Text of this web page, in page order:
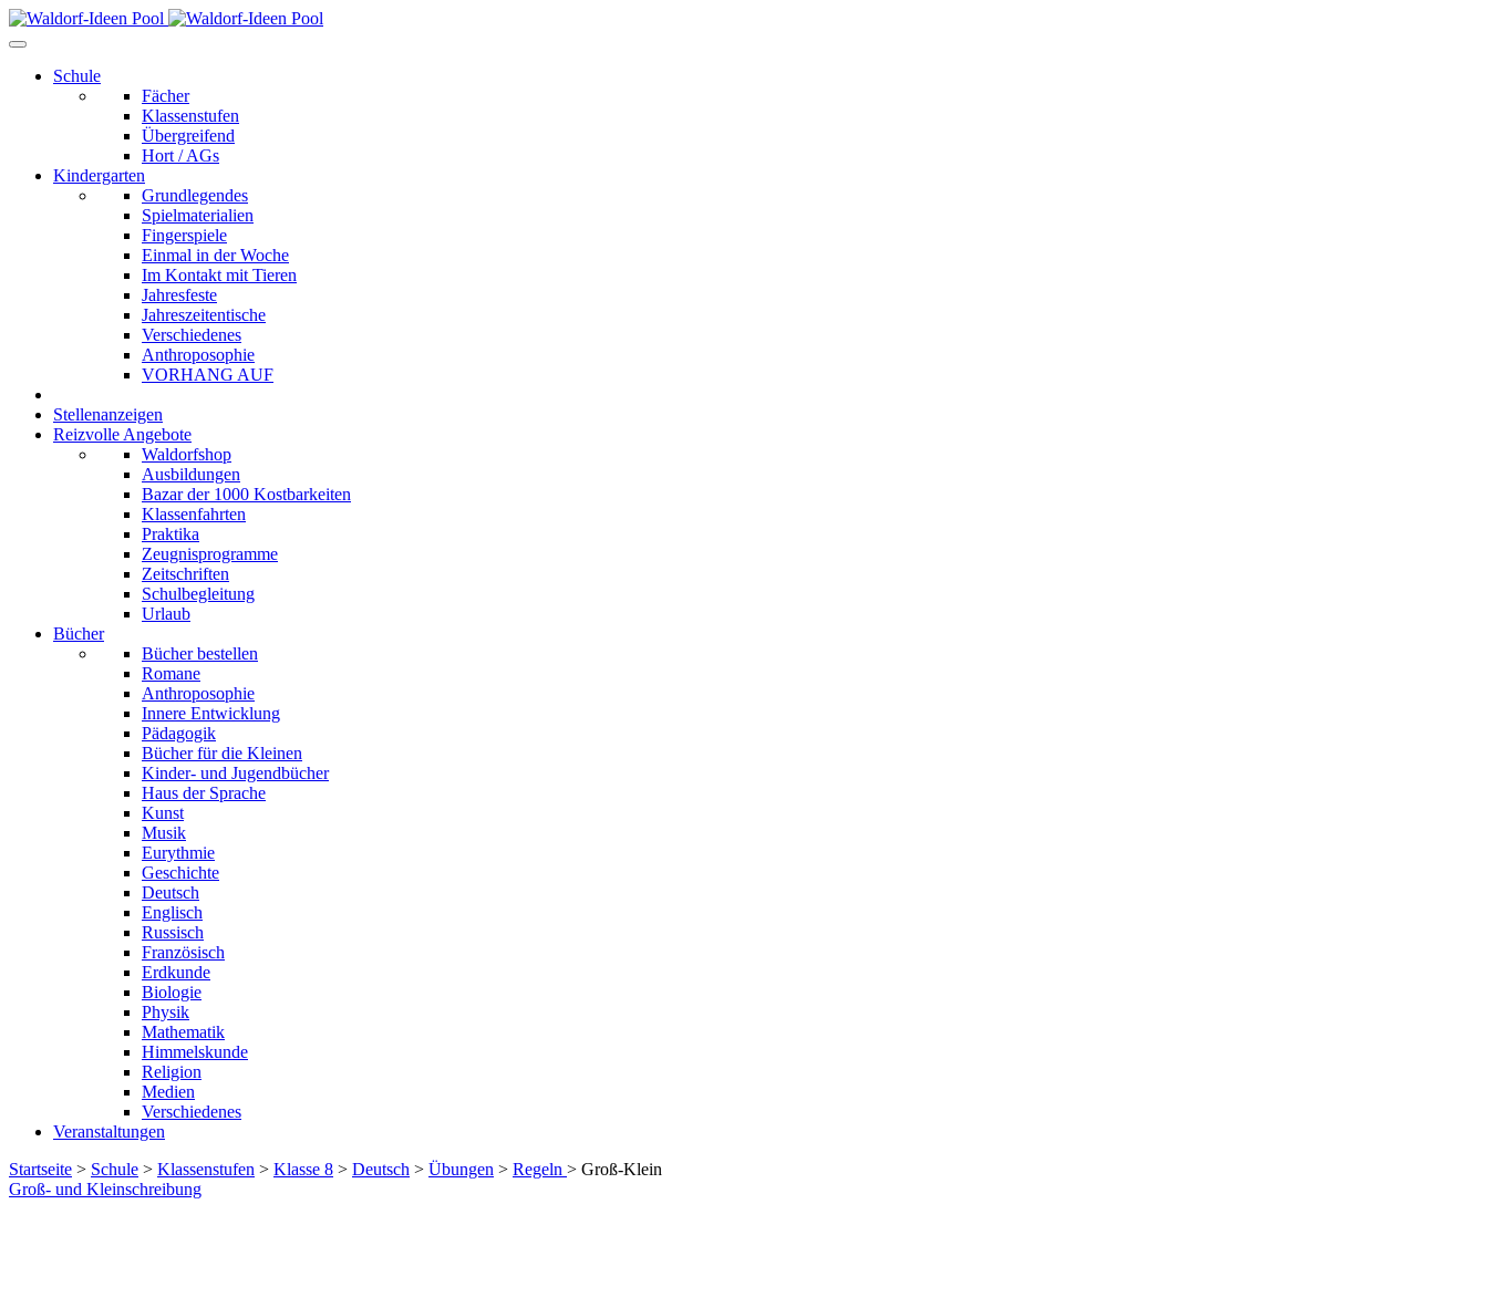
Schule
Fächer
Klassenstufen
Übergreifend
Hort / AGs
Kindergarten
Grundlegendes
Spielmaterialien
Fingerspiele
Einmal in der Woche
Im Kontakt mit Tieren
Jahresfeste
Jahreszeitentische
Verschiedenes
Anthroposophie
VORHANG AUF
Stellenanzeigen
Reizvolle Angebote
Waldorfshop
Ausbildungen
Bazar der 1000 Kostbarkeiten
Klassenfahrten
Praktika
Zeugnisprogramme
Zeitschriften
Schulbegleitung
Urlaub
Bücher
Bücher bestellen
Romane
Anthroposophie
Innere Entwicklung
Pädagogik
Bücher für die Kleinen
Kinder- und Jugendbücher
Haus der Sprache
Kunst
Musik
Eurythmie
Geschichte
Deutsch
Englisch
Russisch
Französisch
Erdkunde
Biologie
Physik
Mathematik
Himmelskunde
Religion
Medien
Verschiedenes
Veranstaltungen
Startseite > Schule > Klassenstufen > Klasse 8 > Deutsch > Übungen > Regeln > Groß-Klein
Groß- und Kleinschreibung